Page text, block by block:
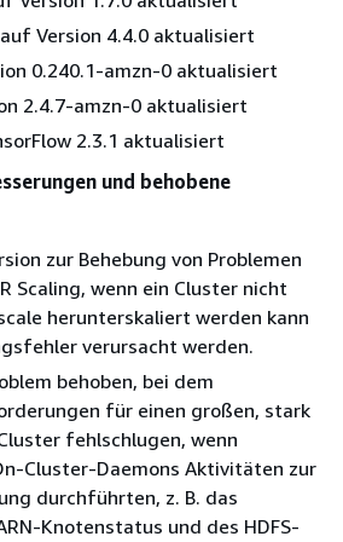
Version 4.4.0 aktualisiert
0.240.1-amzn-0 aktualisiert
2.4.7-amzn-0 aktualisiert
2.3.1 aktualisiert
und behobene
zur Behebung von Problemen
Scaling, wenn ein Cluster nicht
herunterskaliert werden kann
verursacht werden.
behoben, bei dem
für einen großen, stark
fehlschlugen, wenn
Cluster-Daemons Aktivitäten zur
durchführten, z. B. das
Knotenstatus und des HDFS-